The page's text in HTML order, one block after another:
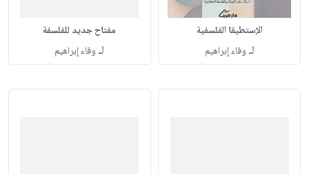
الإستطيقا الفلسفية
لـ وفاء إبراهيم
مفتاح جديد للفلسفة
لـ وفاء إبراهيم